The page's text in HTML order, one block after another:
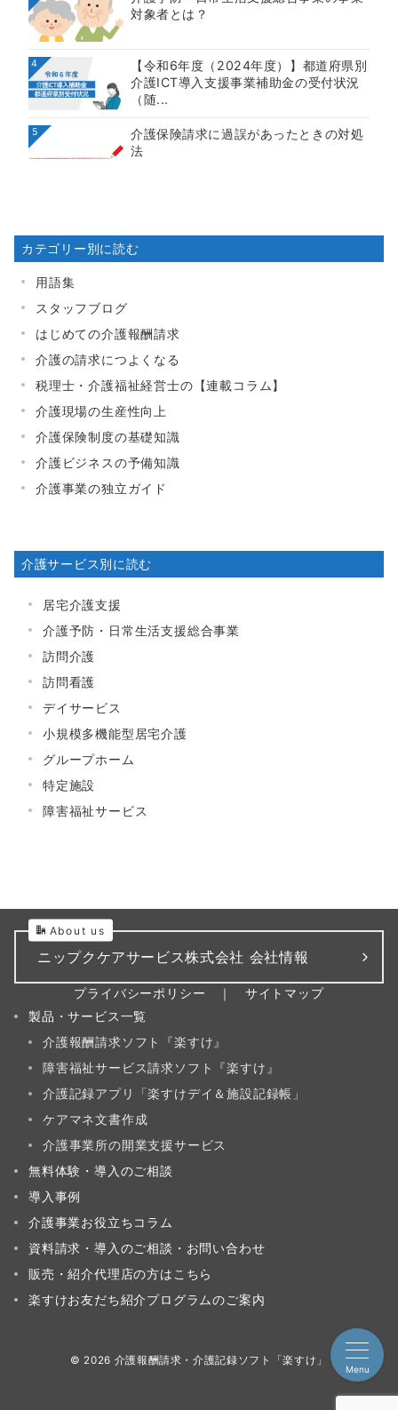
対象者とは？
4
【令和6年度（2024年度）】都道府県別
介護ICT導入支援事業補助金の受付状況
（随...
5
介護保険請求に過誤があったときの対処
法
カテゴリー別に読む
用語集
スタッフブログ
はじめての介護報酬請求
介護の請求につよくなる
税理士・介護福祉経営士の【連載コラム】
介護現場の生産性向上
介護保険制度の基礎知識
介護ビジネスの予備知識
介護事業の独立ガイド
介護サービス別に読む
居宅介護支援
介護予防・日常生活支援総合事業
訪問介護
訪問看護
デイサービス
小規模多機能型居宅介護
グループホーム
特定施設
障害福祉サービス
About us
ニップクケアサービス株式会社 会社情報
プライバシーポリシー ｜ サイトマップ
製品・サービス一覧
介護報酬請求ソフト『楽すけ』
障害福祉サービス請求ソフト『楽すけ』
介護記録アプリ「楽すけデイ＆施設記録帳」
ケアマネ文書作成
介護事業所の開業支援サービス
無料体験・導入のご相談
導入事例
介護事業お役立ちコラム
資料請求・導入のご相談・お問い合わせ
販売・紹介代理店の方はこちら
楽すけお友だち紹介プログラムのご案内
© 2026 介護報酬請求・介護記録ソフト「楽すけ」
Menu